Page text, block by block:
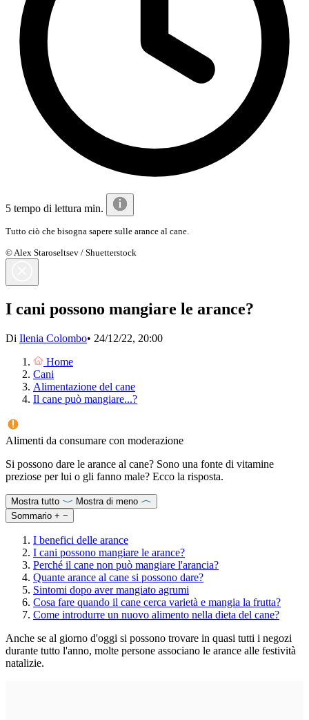
5 tempo di lettura min.
Tutto ciò che bisogna sapere sulle arance al cane.
© Alex Staroseltsev / Shuetterstock
I cani possono mangiare le arance?
Di Ilenia Colombo• 24/12/22, 20:00
Home
Cani
Alimentazione del cane
Il cane può mangiare...?
Alimenti da consumare con moderazione
Si possono dare le arance al cane? Sono una fonte di vitamine
preziose per lui o gli fanno male? Ecco la risposta.
Mostra tutto
Mostra di meno
Sommario + −
I benefici delle arance
I cani possono mangiare le arance?
Perché il cane non può mangiare l'arancia?
Quante arance al cane si possono dare?
Sintomi dopo aver mangiato agrumi
Cosa fare quando il cane cerca varietà e mangia la frutta?
Come introdurre un nuovo alimento nella dieta del cane?
Anche se al giorno d'oggi si possono trovare in quasi tutti i negozi
durante tutto l'anno, molte persone associano le arance alle festività
natalizie.